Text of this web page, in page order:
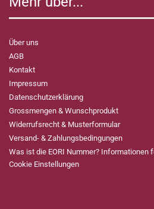
Über uns
AGB
Kontakt
Impressum
Datenschutzerklärung
Grossmengen & Wunschprodukt
Widerrufsrecht & Musterformular
Versand- & Zahlungsbedingungen
Was ist die EORI Nummer? Informationen
Cookie Einstellungen